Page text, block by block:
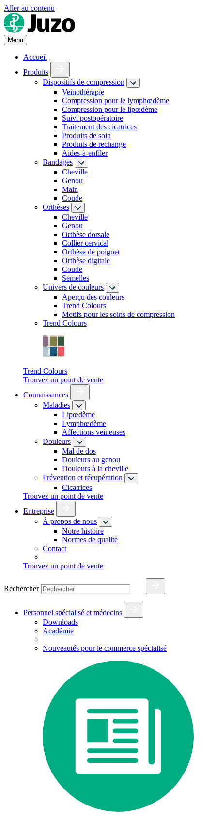
Aller au contenu
Menu
Accueil
Produits
Dispositifs de compression
Veinothérapie
Compression pour le lymphœdème
Compression pour le lipœdème
Suivi postopératoire
Traitement des cicatrices
Produits de soin
Produits de rechange
Aides-à-enfiler
Bandages
Cheville
Genou
Main
Coude
Orthèses
Cheville
Genou
Orthèse dorsale
Collier cervical
Orthèse de poignet
Orthèse digitale
Coude
Semelles
Univers de couleurs
Aperçu des couleurs
Trend Colours
Motifs pour les soins de compression
Trend Colours
Trend Colours
Trouvez un point de vente
Connaissances
Maladies
Lipœdème
Lymphœdème
Affections veineuses
Douleurs
Mal de dos
Douleurs au genou
Douleurs à la cheville
Prévention et récupération
Cicatrices
Trouvez un point de vente
Entreprise
À propos de nous
Notre histoire
Normes de qualité
Contact
Trouvez un point de vente
Rechercher
Personnel spécialisé et médecins
Downloads
Académie
Nouveautés pour le commerce spécialisé